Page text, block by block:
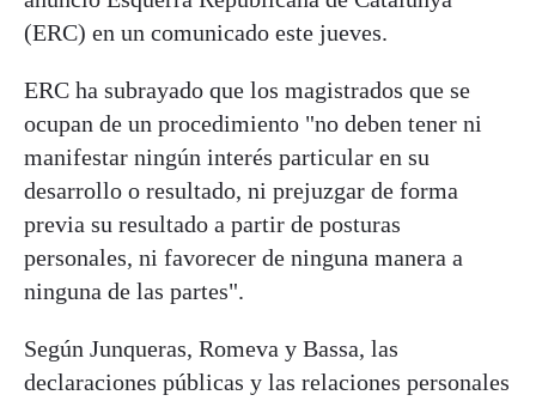
(ERC) en un comunicado este jueves.
ERC ha subrayado que los magistrados que se
ocupan de un procedimiento "no deben tener ni
manifestar ningún interés particular en su
desarrollo o resultado, ni prejuzgar de forma
previa su resultado a partir de posturas
personales, ni favorecer de ninguna manera a
ninguna de las partes".
Según Junqueras, Romeva y Bassa, las
declaraciones públicas y las relaciones personales